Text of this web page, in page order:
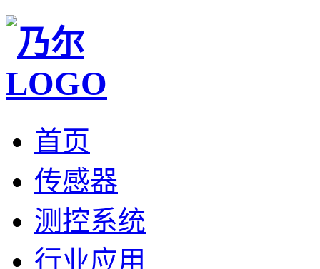
首页
传感器
测控系统
行业应用